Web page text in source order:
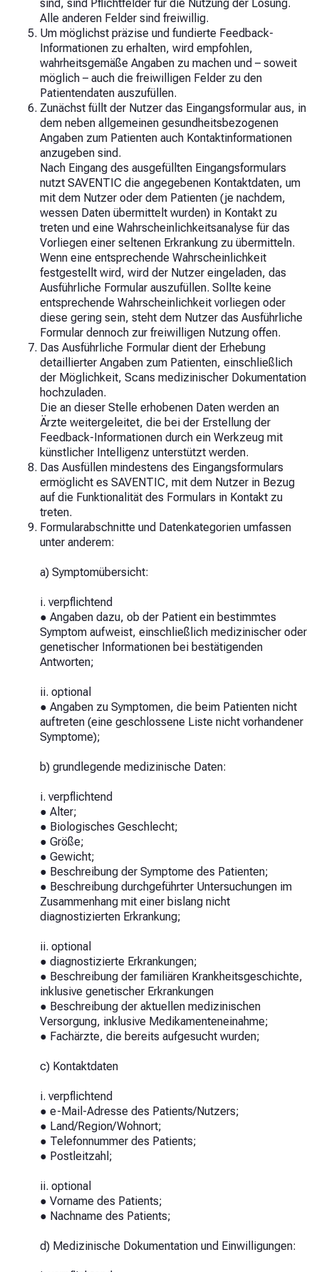
sind, sind Pflichtfelder für die Nutzung der Lösung.
Alle anderen Felder sind freiwillig.
Um möglichst präzise und fundierte Feedback-
Informationen zu erhalten, wird empfohlen,
wahrheitsgemäße Angaben zu machen und – soweit
möglich – auch die freiwilligen Felder zu den
Patientendaten auszufüllen.
Zunächst füllt der Nutzer das Eingangsformular aus, in
dem neben allgemeinen gesundheitsbezogenen
Angaben zum Patienten auch Kontaktinformationen
anzugeben sind.
Nach Eingang des ausgefüllten Eingangsformulars
nutzt SAVENTIC die angegebenen Kontaktdaten, um
mit dem Nutzer oder dem Patienten (je nachdem,
wessen Daten übermittelt wurden) in Kontakt zu
treten und eine Wahrscheinlichkeitsanalyse für das
Vorliegen einer seltenen Erkrankung zu übermitteln.
Wenn eine entsprechende Wahrscheinlichkeit
festgestellt wird, wird der Nutzer eingeladen, das
Ausführliche Formular auszufüllen. Sollte keine
entsprechende Wahrscheinlichkeit vorliegen oder
diese gering sein, steht dem Nutzer das Ausführliche
Formular dennoch zur freiwilligen Nutzung offen.
Das Ausführliche Formular dient der Erhebung
detaillierter Angaben zum Patienten, einschließlich
der Möglichkeit, Scans medizinischer Dokumentation
hochzuladen.
Die an dieser Stelle erhobenen Daten werden an
Ärzte weitergeleitet, die bei der Erstellung der
Feedback-Informationen durch ein Werkzeug mit
künstlicher Intelligenz unterstützt werden.
Das Ausfüllen mindestens des Eingangsformulars
ermöglicht es SAVENTIC, mit dem Nutzer in Bezug
auf die Funktionalität des Formulars in Kontakt zu
treten.
Formularabschnitte und Datenkategorien umfassen
unter anderem:
a) Symptomübersicht:
i. verpflichtend
● Angaben dazu, ob der Patient ein bestimmtes
Symptom aufweist, einschließlich medizinischer oder
genetischer Informationen bei bestätigenden
Antworten;
ii. optional
● Angaben zu Symptomen, die beim Patienten nicht
auftreten (eine geschlossene Liste nicht vorhandener
Symptome);
b) grundlegende medizinische Daten:
i. verpflichtend
● Alter;
● Biologisches Geschlecht;
● Größe;
● Gewicht;
● Beschreibung der Symptome des Patienten;
● Beschreibung durchgeführter Untersuchungen im
Zusammenhang mit einer bislang nicht
diagnostizierten Erkrankung;
ii. optional
● diagnostizierte Erkrankungen;
● Beschreibung der familiären Krankheitsgeschichte,
inklusive genetischer Erkrankungen
● Beschreibung der aktuellen medizinischen
Versorgung, inklusive Medikamenteneinahme;
● Fachärzte, die bereits aufgesucht wurden;
c) Kontaktdaten
i. verpflichtend
● e-Mail-Adresse des Patients/Nutzers;
● Land/Region/Wohnort;
● Telefonnummer des Patients;
● Postleitzahl;
ii. optional
● Vorname des Patients;
● Nachname des Patients;
d) Medizinische Dokumentation und Einwilligungen: